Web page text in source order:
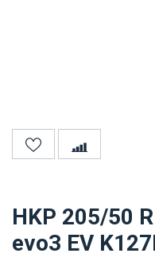
HKP 205/50
evo3 EV